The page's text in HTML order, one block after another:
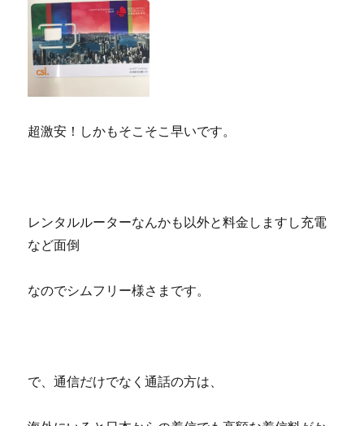
超激安！しかもそこそこ早いです。
レンタルルーターなんかも以外と料金しますし充電
など面倒
なのでシムフリー様さまです。
で、通信だけでなく通話の方は、